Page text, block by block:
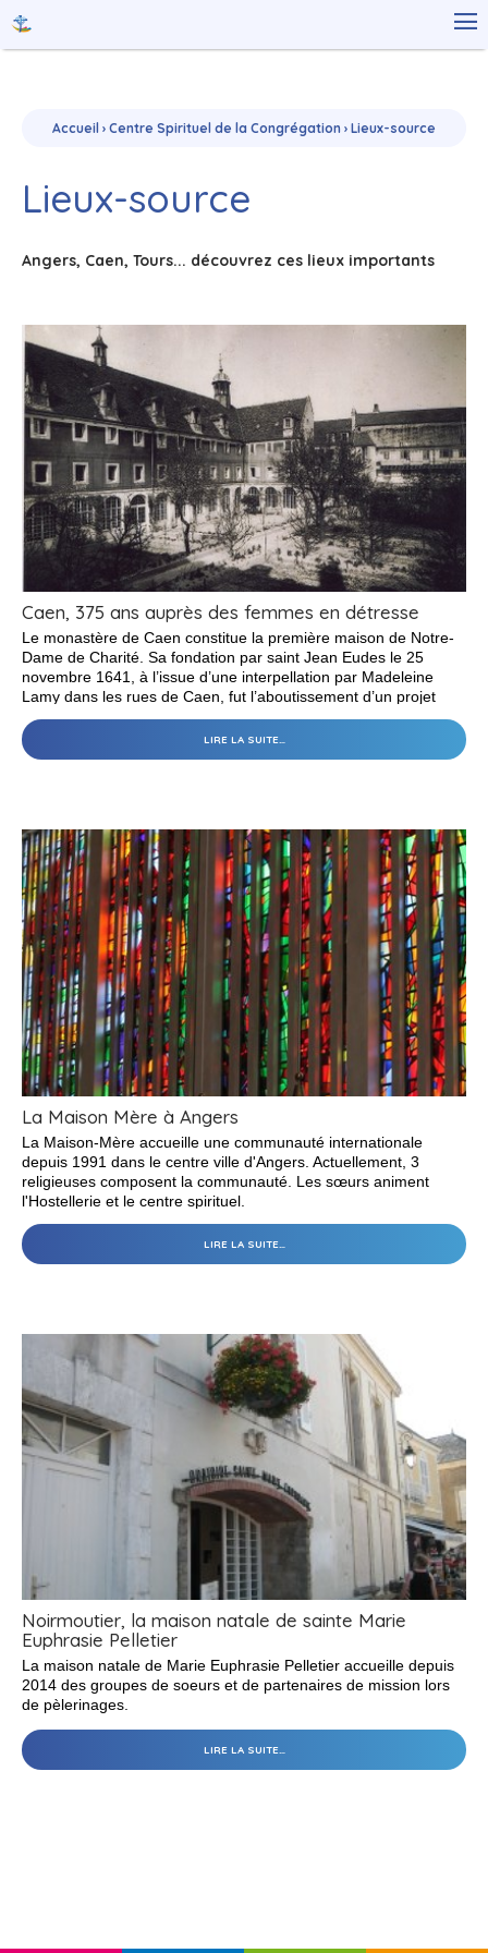
contenu.
Aller
personnels

Accueil › Centre Spirituel de la Congrégation › Lieux-source
Lieux-source
Angers, Caen, Tours... découvrez ces lieux importants
Caen, 375 ans auprès des femmes en détresse
Le monastère de Caen constitue la première maison de Notre-
Dame de Charité. Sa fondation par saint Jean Eudes le 25
novembre 1641, à l’issue d’une interpellation par Madeleine
Lamy dans les rues de Caen, fut l’aboutissement d’un projet
porté depuis plusieurs années par le missionnaire normand :
celui d’un établissement pour accueillir des femmes prostituées
et voulant changer de vie.
LIRE LA SUITE…
La Maison Mère à Angers
La Maison-Mère accueille une communauté internationale
depuis 1991 dans le centre ville d'Angers. Actuellement, 3
religieuses composent la communauté. Les sœurs animent
l'Hostellerie et le centre spirituel.
LIRE LA SUITE…
Noirmoutier, la maison natale de sainte Marie
Euphrasie Pelletier
La maison natale de Marie Euphrasie Pelletier accueille depuis
2014 des groupes de soeurs et de partenaires de mission lors
de pèlerinages.
LIRE LA SUITE…